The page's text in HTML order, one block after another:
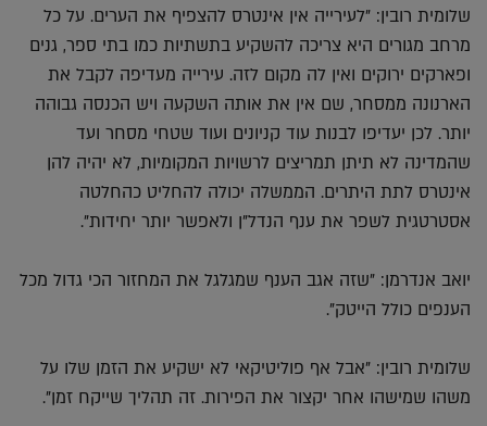
שלומית רובין: "לעירייה אין אינטרס להצפיף את הערים. על כל
מרחב מגורים היא צריכה להשקיע בתשתיות כמו בתי ספר, גנים
ופארקים ירוקים ואין לה מקום לזה. עירייה מעדיפה לקבל את
הארנונה ממסחר, שם אין את אותה השקעה ויש הכנסה גבוהה
יותר. לכן יעדיפו לבנות עוד קניונים ועוד שטחי מסחר ועד
שהמדינה לא תיתן תמריצים לרשויות המקומיות, לא יהיה להן
אינטרס לתת היתרים. הממשלה יכולה להחליט כהחלטה
אסטרטגית לשפר את ענף הנדל"ן ולאפשר יותר יחידות".
יואב אנדרמן: "שזה אגב הענף שמגלגל את המחזור הכי גדול מכל
הענפים כולל הייטק".
שלומית רובין: "אבל אף פוליטיקאי לא ישקיע את הזמן שלו על
משהו שמישהו אחר יקצור את הפירות. זה תהליך שייקח זמן".